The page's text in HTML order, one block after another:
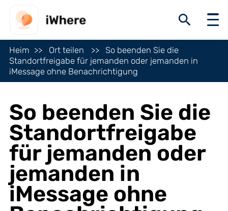
Heim Ort teilen
So beenden Sie die
Standortfreigabe für jemanden oder jemanden in
iMessage ohne Benachrichtigung
So beenden Sie die
Standortfreigabe
für jemanden oder
jemanden in
iMessage ohne